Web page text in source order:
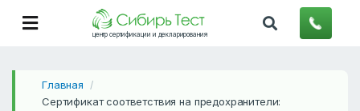
центр сертификации и декларирования
Главная /
Сертификат соответствия на предохранители: